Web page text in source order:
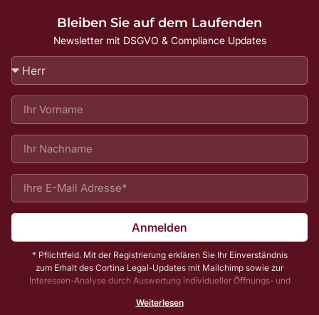
Bleiben Sie auf dem Laufenden
Newsletter mit DSGVO & Compliance Updates
Anmelden
* Pflichtfeld. Mit der Registrierung erklären Sie Ihr Einverständnis
zum Erhalt des Cortina Legal-Updates mit Mailchimp sowie zur
Interessen-Analyse durch Auswertung individueller Öffnungs- und
noch eine E-Mail mit einem Bestätigungs-Link (sog. Double-Opt-In);
Weiterlesen